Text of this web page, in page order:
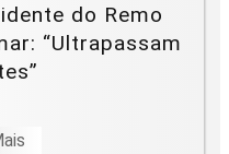
do Remo
“Ultrapassam